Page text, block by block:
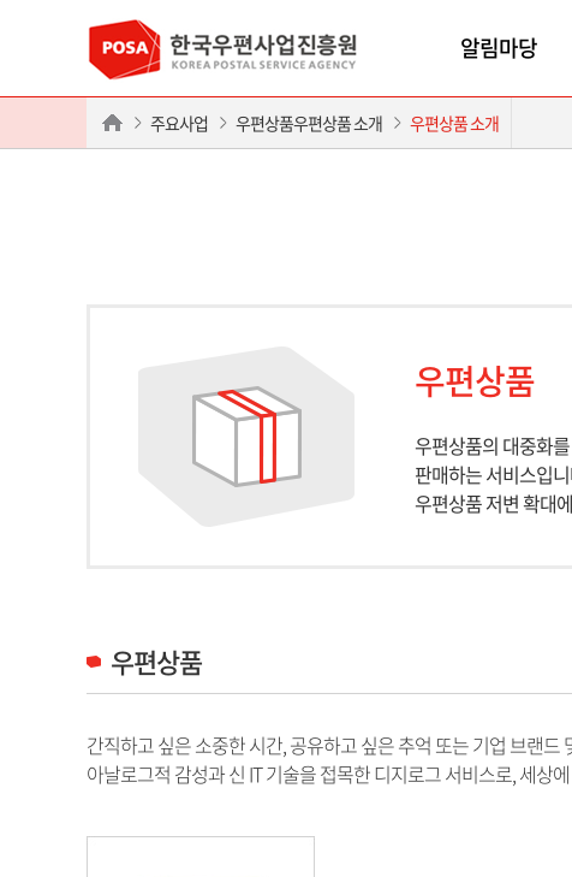
알림마당
주요사업 우편상품우편상품 소개 우편상품 소개
우편상품
우편상품의 대중화
판매하는 서비스입
우편상품 저변 확대
우편상품
간직하고 싶은 소중한 시간, 공유하고 싶은 추억 또는 기업 브랜
아날로그적 감성과 신 IT 기술을 접목한 디지로그 서비스로, 세상